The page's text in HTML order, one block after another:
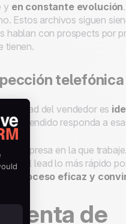
y en constante evolución
Estos archivos siguen
hablan con prospects por
tienen.
telefónica
del vendedor es
vendido responda a
la empresa en la que
del lead lo más rápido
proceso eficaz y
venta de